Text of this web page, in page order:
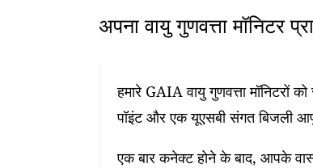
अपना वायु गुणवत्ता मॉनिटर
हमारे GAIA वायु गुणवत्ता
पॉइंट और एक यूएसबी संगत बिजली
एक बार कनेक्ट होने के बाद, आपके